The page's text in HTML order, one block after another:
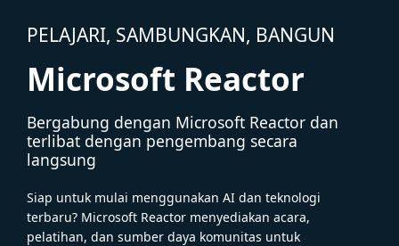
PELAJARI, SAMBUNGKAN, BANGUN
Microsoft Reactor
Bergabung dengan Microsoft Reactor dan
terlibat dengan pengembang secara
langsung
Siap untuk mulai menggunakan AI dan teknologi
terbaru? Microsoft Reactor menyediakan acara,
pelatihan, dan sumber daya komunitas untuk